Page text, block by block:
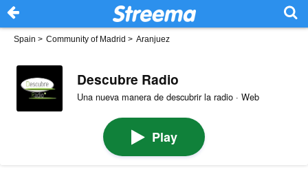
Spain > Community of Madrid > Aranjuez
Descubre Radio
Una nueva manera de descubrir la radio · Web
Play